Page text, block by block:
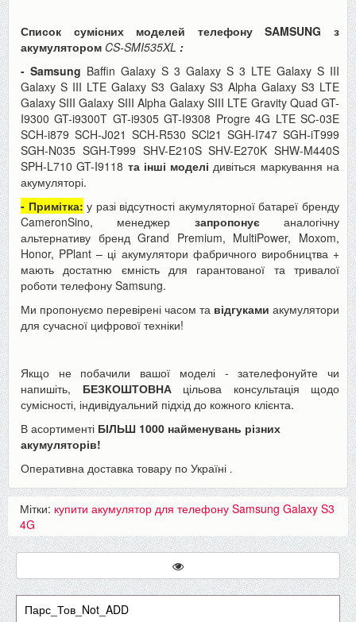
Список сумісних моделей телефону SAMSUNG з
акумулятором CS-SMI535XL :
- Samsung Baffin Galaxy S 3 Galaxy S 3 LTE Galaxy S III
Galaxy S III LTE Galaxy S3 Galaxy S3 Alpha Galaxy S3 LTE
Galaxy SIII Galaxy SIII Alpha Galaxy SIII LTE Gravity Quad GT-
I9300 GT-i9300T GT-i9305 GT-I9308 Progre 4G LTE SC-03E
SCH-i879 SCH-J021 SCH-R530 SCl21 SGH-I747 SGH-iT999
SGH-N035 SGH-T999 SHV-E210S SHV-E270K SHW-M440S
SPH-L710 GT-I9118 та інші моделі дивіться маркування на
акумуляторі.
- Примітка: у разі відсутності акумуляторної батареї бренду
CameronSino, менеджер запропонуєаналогічну
альтернативу бренд Grand Premium, MultiPower, Moxom,
Honor, PPlant – ці акумулятори фабричного виробництва +
мають достатню ємність для гарантованої та тривалої
роботи телефону Samsung.
Ми пропонуємо перевірені часом та відгуками акумулятори
для сучасної цифрової техніки!
Якщо не побачили вашої моделі - зателефонуйте чи
напишіть, БЕЗКОШТОВНАцільова консультація щодо
сумісності, індивідуальний підхід до кожного клієнта.
В асортименті БІЛЬШ 1000 найменувань різних
акумуляторів!
Оперативна доставка товару по Україні .
Мітки: купити акумулятор для телефону Samsung Galaxy S3
4G
Парс_Тов_Not_ADD